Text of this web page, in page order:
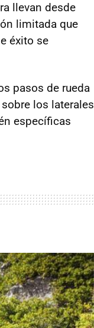
llevan desde
limitada que
éxito se
pasos de rueda
los laterales
específicas